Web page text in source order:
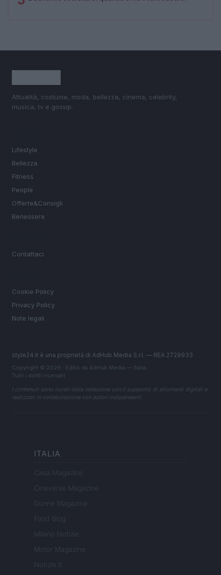
Attualità, costume, moda, bellezza, cinema, celebrity,
musica, tv e gossip.
Lifestyle
Bellezza
Fitness
People
Offerte&Consigli
Benessere
Contattaci
Cookie Policy
Privacy Policy
Note legali
style24.it è una proprietà di AdHub Media S.r.l. — REA 2729933
Copyright © 2026 · Edito da AdHub Media — Italia
Tutti i diritti riservati
I contenuti sono curati dalla redazione con il supporto di strumenti digitali e
realizzati in collaborazione con autori indipendenti.
ITALIA
Casa Magazine
Cineverse Magazine
Donne Magazine
Food Blog
Milano Notizie
Motor Magazine
Notizie.it